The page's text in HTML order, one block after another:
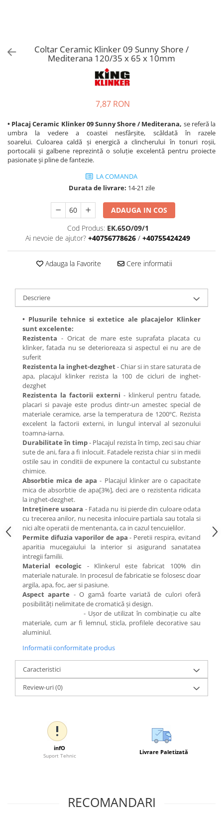
Coltar Ceramic Klinker 09 Sunny Shore /
Mediterana 120/35 x 65 x 10mm
7,87 RON
• Placaj Ceramic Klinker 09 Sunny Shore / Mediterana, se referă la
umbra la vedere a coastei nesfârșite, scăldată în razele
soarelui. Culoarea caldă și energică a clincherului în tonuri roșii,
portocalii și galbene reprezintă o soluție excelentă pentru proiecte
pasionate și pline de fantezie.
LA COMANDA
Durata de livrare: 14-21 zile
ADAUGA IN COS
Cod Produs: EK.65O/09/1
Ai nevoie de ajutor? +40756778626 / +40755424249
Adauga la Favorite Cere informatii
Descriere
• Plusurile tehnice si extetice ale placajelor Klinker
sunt excelente:
Rezistenta - Oricat de mare este suprafata placata cu
klinker, fatada nu se deterioreaza si aspectul ei nu are de
suferit
Rezistenta la inghet-dezghet- Chiar si in stare saturata de
apa, placajul klinker rezista la 100 de cicluri de inghet-
dezghet
Rezistenta la factorii externi - klinkerul pentru fatade,
placari si pavaje este produs dintr-un amestec special de
materiale ceramice, arse la temperatura de 1200ºC. Rezista
excelent la factorii externi, in lungul interval al sezonului
toamna-iarna.
Durabilitate în timp- Placajul rezista în timp, zeci sau chiar
sute de ani, fara a fi inlocuit. Fatadele rezista chiar si in medii
ostile sau in conditii de expunere la contactul cu substante
chimice.
Absorbtie mica de apa - Placajul klinker are o capacitate
mica de absorbtie de apa[3%], deci are o rezistenta ridicata
la inghet-dezghet.
Intreţinere usoara - Fatada nu isi pierde din culoare odata
cu trecerea anilor, nu necesita inlocuire partiala sau totala si
nici alte operatii de mentenanta, ca in cazul tencuielilor.
Permite difuzia vaporilor de apa - Peretii respira, evitand
aparitia mucegaiului la interior si asigurand sanatatea
intregii familii.
Material ecologic - Klinkerul este fabricat 100% din
materiale naturale. In procesul de fabricatie se folosesc doar
argila, apa, foc, aer si pasiune.
Aspect aparte - O gamă foarte variată de culori oferă
posibilităţi nelimitate de cromatică şi design.
- Ușor de utilizat în combinație cu alte
materiale, cum ar fi lemnul, sticla, profilele decorative sau
aluminiul.
Informatii conformitate produs
Caracteristici
Review-uri(0)
infO
Suport Tehnic
Livrare Paletizată
RECOMANDARI